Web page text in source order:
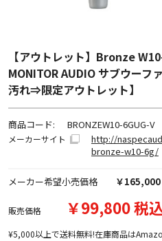
【アウトレット】Bronze
MONITOR AUDIO サブウーフ
汚れ⇒限定アウトレット】
商品コード: BRONZEW10-6GUG-V
メーカーサイト
http://
bronze-w10-6g/
メーカー希望小売価格 ￥165,000
販売価格 ￥99,800 税
¥5,000以上で送料無料!在庫商品は